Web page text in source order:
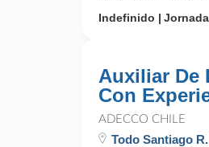
Indefinido
Auxiliar De
Con
ADECCO CHILE
Todo Santiago